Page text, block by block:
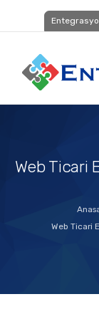
Web Ticari
Web Ticari